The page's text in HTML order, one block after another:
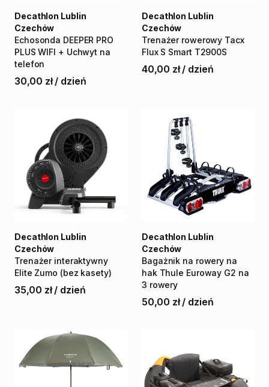
Echosonda DEEPER PRO
PLUS WIFI + Uchwyt na
telefon
Decathlon Lublin
Czechów
30,00 zł / dzień
Trenażer rowerowy Tacx
Flux S Smart T2900S
Decathlon Lublin
Czechów
40,00 zł / dzień
Trenażer interaktywny
Elite Zumo (bez kasety)
Decathlon Lublin
Czechów
35,00 zł / dzień
Bagażnik na rowery na
hak Thule Euroway G2 na
3 rowery
Decathlon Lublin
Czechów
50,00 zł / dzień